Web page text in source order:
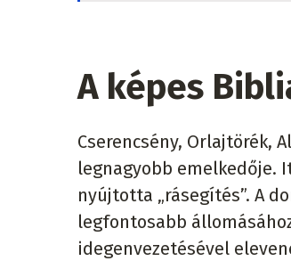
A képes
Cserencsény, Orlajtörék,
legnagyobb emelkedője.
nyújtotta „rásegítés”. A
legfontosabb
idegenvezetésével